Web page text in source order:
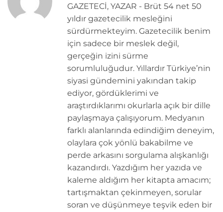
GAZETECİ, YAZAR - Brüt 54 net 50
yıldır gazetecilik mesleğini
sürdürmekteyim. Gazetecilik benim
için sadece bir meslek değil,
gerçeğin izini sürme
sorumluluğudur. Yıllardır Türkiye’nin
siyasi gündemini yakından takip
ediyor, gördüklerimi ve
araştırdıklarımı okurlarla açık bir dille
paylaşmaya çalışıyorum. Medyanın
farklı alanlarında edindiğim deneyim,
olaylara çok yönlü bakabilme ve
perde arkasını sorgulama alışkanlığı
kazandırdı. Yazdığım her yazıda ve
kaleme aldığım her kitapta amacım;
tartışmaktan çekinmeyen, sorular
soran ve düşünmeye teşvik eden bir